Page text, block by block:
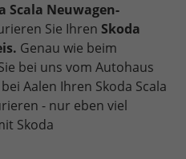
Scala Neuwagen-
Sie Ihren Skoda
Genau wie beim
bei uns vom Autohaus
Aalen Ihren Skoda Scala
- nur eben viel
Skoda